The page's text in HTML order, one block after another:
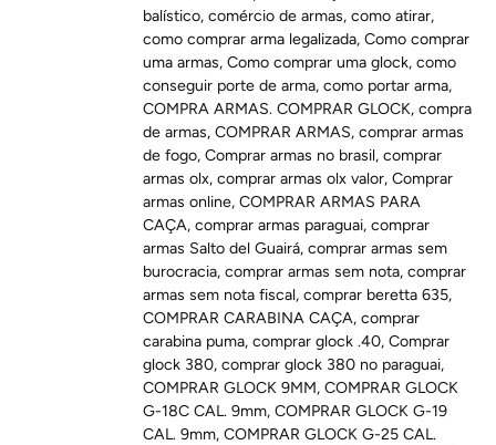
balístico,comércio de armas,como atirar,
como comprar arma legalizada,Como comprar
uma armas,Como comprar uma glock,como
conseguir porte de arma,como portar arma,
COMPRA ARMAS. COMPRAR GLOCK,compra
de armas,COMPRAR ARMAS,comprar armas
de fogo,Comprar armas no brasil,comprar
armas olx,comprar armas olx valor,Comprar
armas online,COMPRAR ARMAS PARA
CAÇA,comprar armas paraguai,comprar
armas Salto del Guairá,comprar armas sem
burocracia,comprar armas sem nota,comprar
armas sem nota fiscal,comprar beretta 635,
COMPRAR CARABINA CAÇA,comprar
carabina puma,comprar glock .40,Comprar
glock 380,comprar glock 380 no paraguai,
COMPRAR GLOCK 9MM,COMPRAR GLOCK
G-18C CAL. 9mm,COMPRAR GLOCK G-19
CAL. 9mm,COMPRAR GLOCK G-25 CAL.